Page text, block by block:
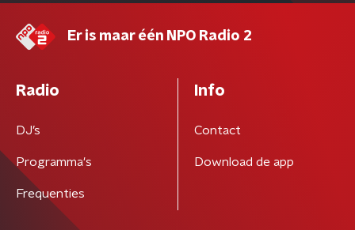
Er is maar één NPO Radio 2
Radio
DJ’s
Programma's
Frequenties
Info
Contact
Download de app